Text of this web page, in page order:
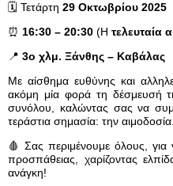
🗓️ Τετάρτη 29 Οκτωβρίου 2025
⏰ 16:30 – 20:30 (Η τελευταία
📍 3ο χλμ. Ξάνθης – Καβάλας
Με αίσθημα ευθύνης και
ακόμη μία φορά τη δέσμευσή
συνόλου, καλώντας σας να
τεράστια σημασία: την αιμοδοσία.
🩸 Σας περιμένουμε όλους, για
προσπάθειας, χαρίζοντας
ανάγκη!